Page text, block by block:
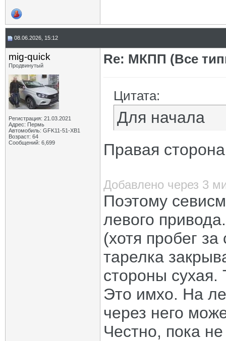
08.06.2026, 15:12
mig-quick
Продвинутый
Регистрация: 21.03.2021
Адрес: Пермь
Автомобиль: GFK11-51-ХВ1
Возраст: 64
Сообщений: 6,699
Re: МКПП (Все
Цитата:
Для начала
Правая
Добавлено через 3
Поэтому
левого
(хотя пробег
тарелка
стороны сухая.
Это имхо. На
через него
Честно, пока